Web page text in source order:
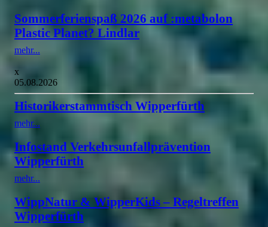
Sommerferienspaß 2026 auf :metabolon
Plastic Planet? Lindlar
mehr...
x
05.08.2026
Historikerstammtisch Wipperfürth
mehr...
Infostand Verkehrsunfallprävention
Wipperfürth
mehr...
WippNatur & WipperKids – Regeltreffen
Wipperfürth